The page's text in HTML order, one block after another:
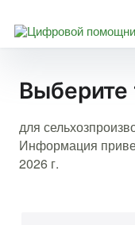
Выберите
для
Информация
2026 г.